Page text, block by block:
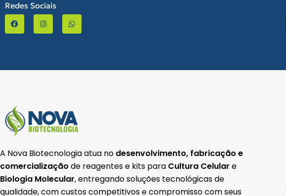
Redes Sociais
F
a
c
e
-
I
n
s
t
m
W
h
a
t
A Nova Biotecnologia atua no desenvolvimento, fabricação e
comercialização de reagentes e kits para Cultura Celular e
Biologia Molecular, entregando soluções tecnológicas de
qualidade, com custos competitivos e compromisso com seus